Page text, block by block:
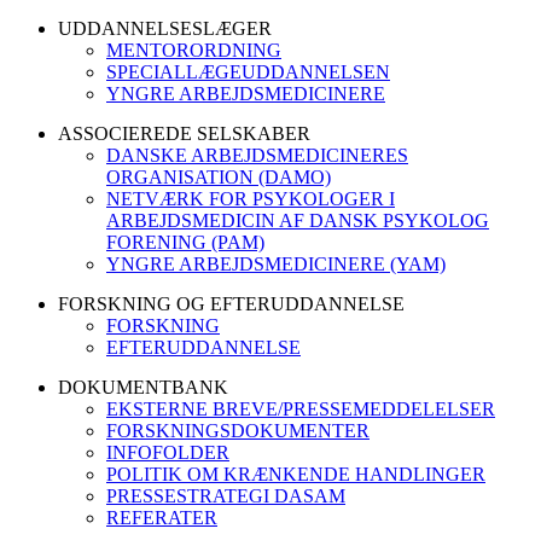
UDDANNELSESLÆGER
MENTORORDNING
SPECIALLÆGEUDDANNELSEN
YNGRE ARBEJDSMEDICINERE
ASSOCIEREDE SELSKABER
DANSKE ARBEJDSMEDICINERES
ORGANISATION (DAMO)
NETVÆRK FOR PSYKOLOGER I
ARBEJDSMEDICIN AF DANSK PSYKOLOG
FORENING (PAM)
YNGRE ARBEJDSMEDICINERE (YAM)
FORSKNING OG EFTERUDDANNELSE
FORSKNING
EFTERUDDANNELSE
DOKUMENTBANK
EKSTERNE BREVE/PRESSEMEDDELELSER
FORSKNINGSDOKUMENTER
INFOFOLDER
POLITIK OM KRÆNKENDE HANDLINGER
PRESSESTRATEGI DASAM
REFERATER